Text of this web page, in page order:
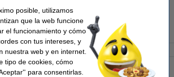
en cualquier situación.
costes.
Clip:
sí
Recargable:
no
posible, utilizamos
que la web funcione
el funcionamiento y cómo
con tus intereses, y
nuestra web y en internet.
tipo de cookies, cómo
para consentirlas.